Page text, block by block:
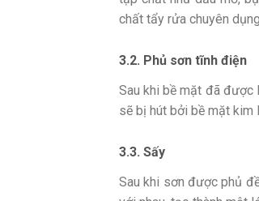
chất tẩy rửa chuyên
3.2. Phủ sơn tĩnh điện
Sau khi bề mặt đã được
sẽ bị hút bởi bề mặt kim
3.3. Sấy
Sau khi sơn được phủ